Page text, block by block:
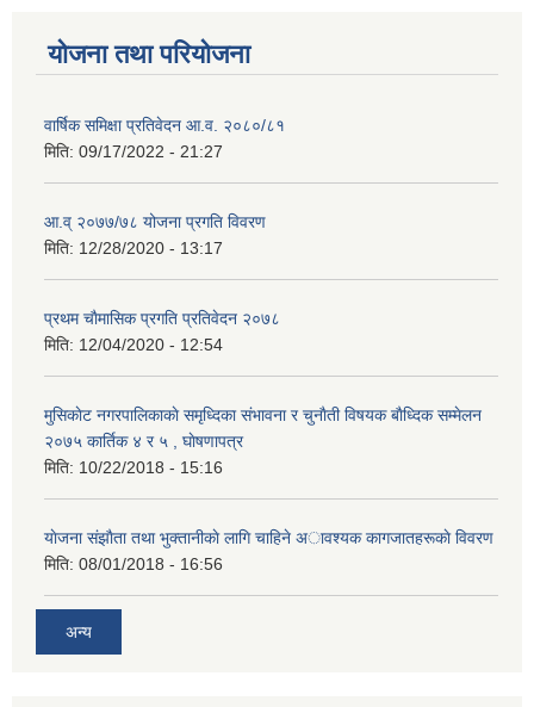
योजना तथा परियोजना
वार्षिक समिक्षा प्रतिवेदन आ.व. २०८०/८१
मिति: 09/17/2022 - 21:27
आ.व् २०७७/७८ योजना प्रगति विवरण
मिति: 12/28/2020 - 13:17
प्रथम चाैमासिक प्रगति प्रतिवेदन २०७८
मिति: 12/04/2020 - 12:54
मुसिकाेट नगरपालिकाकाे समृध्दिका संभावना र चुनाैती विषयक बाैध्दिक सम्मेलन
२०७५ कार्तिक ४ र ५ , घाेषणापत्र
मिति: 10/22/2018 - 15:16
याेजना संझाैता तथा भुक्तानीकाे लागि चाहिने अावश्यक कागजातहरूकाे विवरण
मिति: 08/01/2018 - 16:56
अन्य